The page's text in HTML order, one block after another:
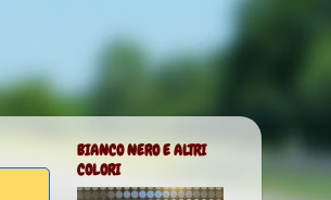
BIANCO NERO E ALTRI
COLORI